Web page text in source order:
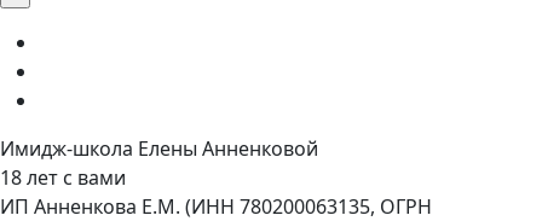
Имидж-школа Елены Анненковой
18 лет с вами
ИП Анненкова Е.М. (ИНН 780200063135, ОГРН